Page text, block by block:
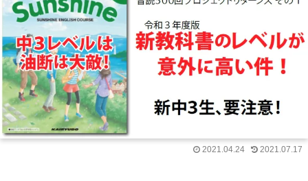
2021.04.24 2021.07.17